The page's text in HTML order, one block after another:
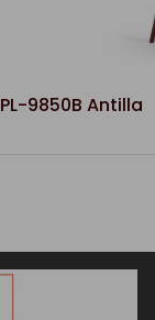
PL-9850B Antilla